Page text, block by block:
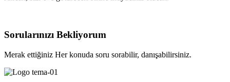
Sorularınızı Bekliyorum
Merak ettiğiniz Her konuda soru sorabilir, danışabilirsiniz.